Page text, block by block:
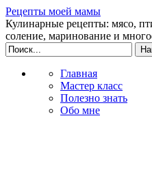
Рецепты моей мамы
Кулинарные рецепты: мясо,
соление, маринование и
Главная
Мастер класс
Полезно знать
Обо мне